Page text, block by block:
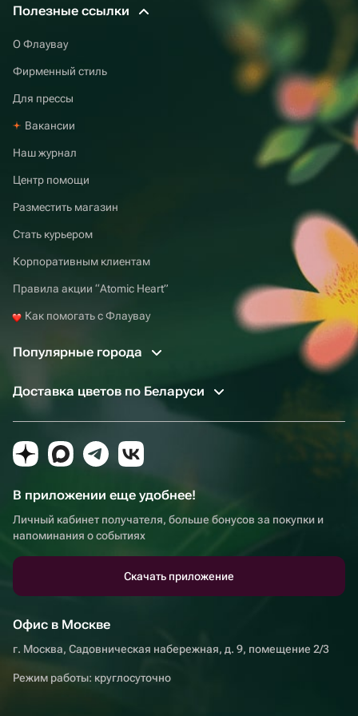
Полезные ссылки
О Флаувау
Фирменный стиль
Для прессы
Вакансии
Наш журнал
Центр помощи
Разместить магазин
Стать курьером
Корпоративным клиентам
Правила акции “Atomic Heart”
Как помогать с Флаувау
Популярные города
Доставка цветов по Беларуси
В приложении еще удобнее!
Личный кабинет получателя, больше бонусов за покупки и
напоминания о событиях
Скачать приложение
Офис в Москве
г. Москва, Садовническая набережная, д. 9, помещение 2/3
Режим работы: круглосуточно